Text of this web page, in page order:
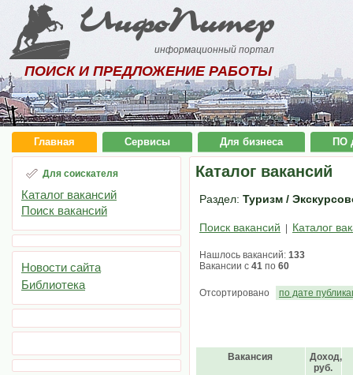
ИнфоПитер
информационный портал
ПОИСК И ПРЕДЛОЖЕНИЕ РАБОТЫ
Главная Сервисы Для бизнеса ПО
Для соискателя
Каталог вакансий
Поиск вакансий
Новости сайта
Библиотека
Каталог вакансий
Раздел: Туризм /
Поиск вакансий Каталог
Нашлось вакансий: 133
Вакансии с 41 по 60
Отсортировано по дате
Вакансия
Доход,
руб.